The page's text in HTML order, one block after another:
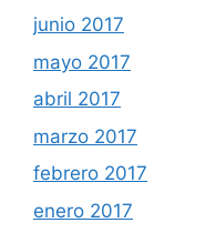
junio 2017
mayo 2017
abril 2017
marzo 2017
febrero 2017
enero 2017